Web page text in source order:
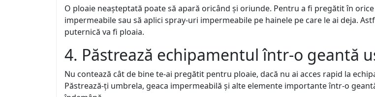
O ploaie neașteptată poate să apară oricând și oriunde. Pentru a fi pregătit în
impermeabile sau să aplici spray-uri impermeabile pe hainele pe care le ai deja.
puternică va fi ploaia.
4. Păstrează echipamentul într-o geantă
Nu contează cât de bine te-ai pregătit pentru ploaie, dacă nu ai acces rapid la
Păstrează-ți umbrela, geaca impermeabilă și alte elemente importante într-o